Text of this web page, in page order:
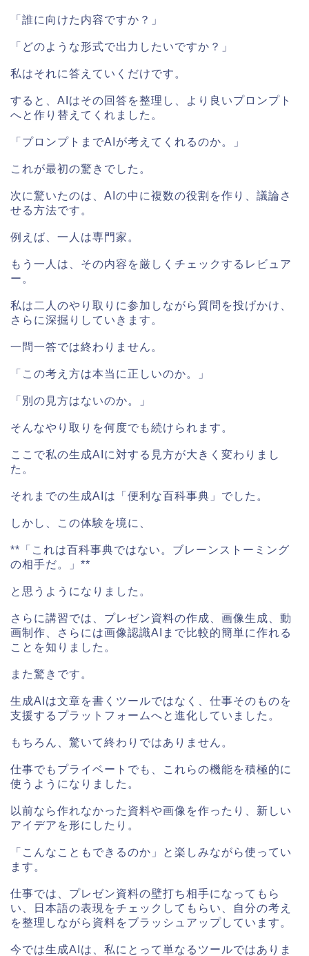
「誰に向けた内容ですか？」
「どのような形式で出力したいですか？」
私はそれに答えていくだけです。
すると、AIはその回答を整理し、より良いプロンプト
へと作り替えてくれました。
「プロンプトまでAIが考えてくれるのか。」
これが最初の驚きでした。
次に驚いたのは、AIの中に複数の役割を作り、議論さ
せる方法です。
例えば、一人は専門家。
もう一人は、その内容を厳しくチェックするレビュア
ー。
私は二人のやり取りに参加しながら質問を投げかけ、
さらに深掘りしていきます。
一問一答では終わりません。
「この考え方は本当に正しいのか。」
「別の見方はないのか。」
そんなやり取りを何度でも続けられます。
ここで私の生成AIに対する見方が大きく変わりまし
た。
それまでの生成AIは「便利な百科事典」でした。
しかし、この体験を境に、
**「これは百科事典ではない。ブレーンストーミング
の相手だ。」**
と思うようになりました。
さらに講習では、プレゼン資料の作成、画像生成、動
画制作、さらには画像認識AIまで比較的簡単に作れる
ことを知りました。
また驚きです。
生成AIは文章を書くツールではなく、仕事そのものを
支援するプラットフォームへと進化していました。
もちろん、驚いて終わりではありません。
仕事でもプライベートでも、これらの機能を積極的に
使うようになりました。
以前なら作れなかった資料や画像を作ったり、新しい
アイデアを形にしたり。
「こんなこともできるのか」と楽しみながら使ってい
ます。
仕事では、プレゼン資料の壁打ち相手になってもら
い、日本語の表現をチェックしてもらい、自分の考え
を整理しながら資料をブラッシュアップしています。
今では生成AIは、私にとって単なるツールではありま